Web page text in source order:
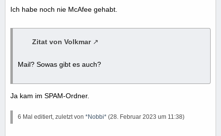
Ich habe noch nie McAfee gehabt.
Zitat von Volkmar
Mail? Sowas gibt es auch?
Ja kam im SPAM-Ordner.
6 Mal editiert, zuletzt von *Nobbi* (28. Februar 2023 um 11:38)